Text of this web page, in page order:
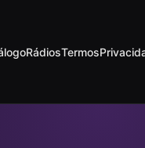
RádiosTermos